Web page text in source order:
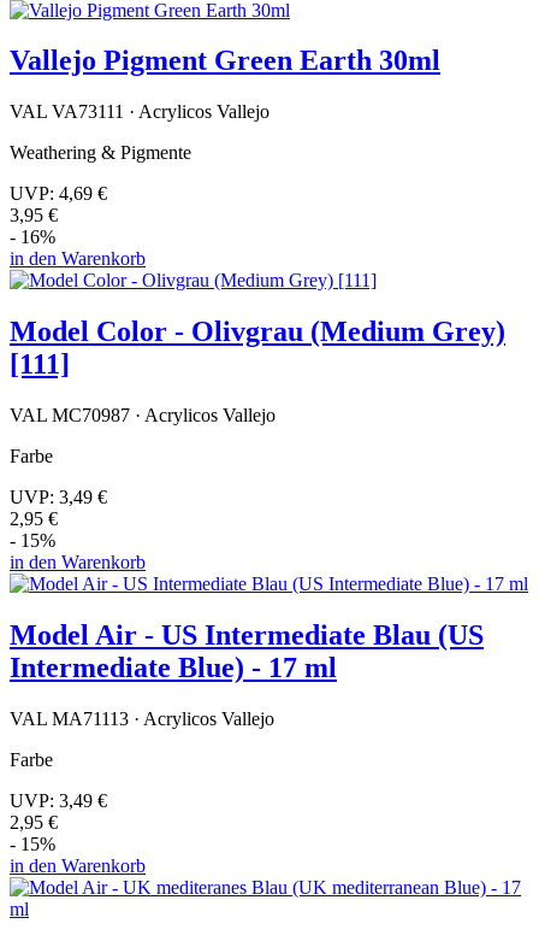
Vallejo Pigment Green Earth 30ml
VAL VA73111 · Acrylicos Vallejo
Weathering & Pigmente
UVP: 4,69 €
3,95 €
- 16%
in den Warenkorb
Model Color - Olivgrau (Medium Grey)
[111]
VAL MC70987 · Acrylicos Vallejo
Farbe
UVP: 3,49 €
2,95 €
- 15%
in den Warenkorb
Model Air - US Intermediate Blau (US
Intermediate Blue) - 17 ml
VAL MA71113 · Acrylicos Vallejo
Farbe
UVP: 3,49 €
2,95 €
- 15%
in den Warenkorb